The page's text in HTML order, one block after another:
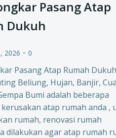
Pasang Atap
Dukuh
2026 - 0
Pasang Atap Rumah
Beliung, Hujan, Banjir,
Bumi adalah beberapa
atap rumah anda ,
rumah, renovasi rumah
dilakukan agar atap rumah